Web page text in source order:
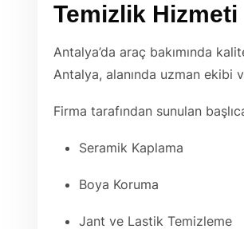
Temizlik Hizmeti
Antalya’da araç bakımında
Antalya, alanında uzman ekibi
Firma tarafından sunulan
Seramik Kaplama
Boya Koruma
Jant ve Lastik Temizleme